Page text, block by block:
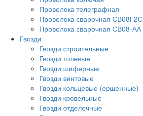
Проволока телеграфная
Проволока сварочная СВ08Г2С
Проволока сварочная СВ08-АА
Гвозди
Гвозди строительные
Гвозди толевые
Гвозди шиферные
Гвозди винтовые
Гвозди кольцевые (ершенные)
Гвозди кровельные
Гвозди отделочные